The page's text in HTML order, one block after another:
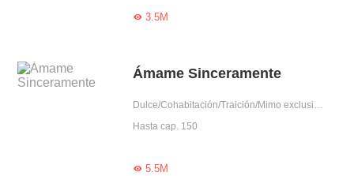
3.5M
Ámame Sinceramente
Dulce/Cohabitación/Traición/Mimo exclusivo/Dominante/Intrigante/Capitán
Hasta cap. 150
5.5M